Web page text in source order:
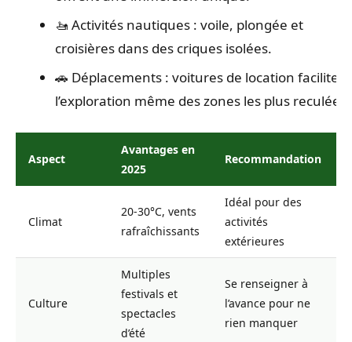
🚤 Activités nautiques : voile, plongée et
croisières dans des criques isolées.
🚗 Déplacements : voitures de location facilitent
l’exploration même des zones les plus reculées.
Aspect
Avantages en
2025
Recommandation
Climat
20-30°C, vents
rafraîchissants
Idéal pour des
activités
extérieures
Culture
Multiples
festivals et
spectacles
d’été
Se renseigner à
l’avance pour ne
rien manquer